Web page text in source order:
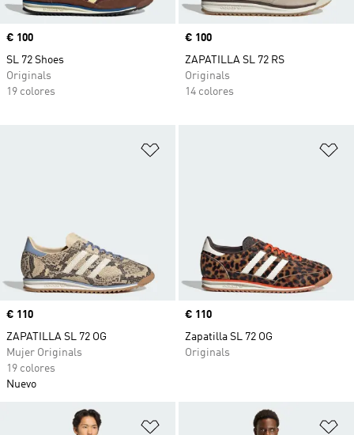
Precio
€ 100
SL 72 Shoes
Originals
19 colores
Precio
€ 100
ZAPATILLA SL 72 RS
Originals
14 colores
Precio
€ 110
ZAPATILLA SL 72 OG
Mujer Originals
19 colores
Nuevo
Precio
€ 110
Zapatilla SL 72 OG
Originals
Añadir a la lista de deseos